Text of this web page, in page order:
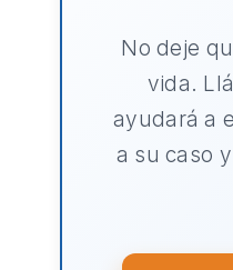
No deje
vida.
ayudará a
a su caso